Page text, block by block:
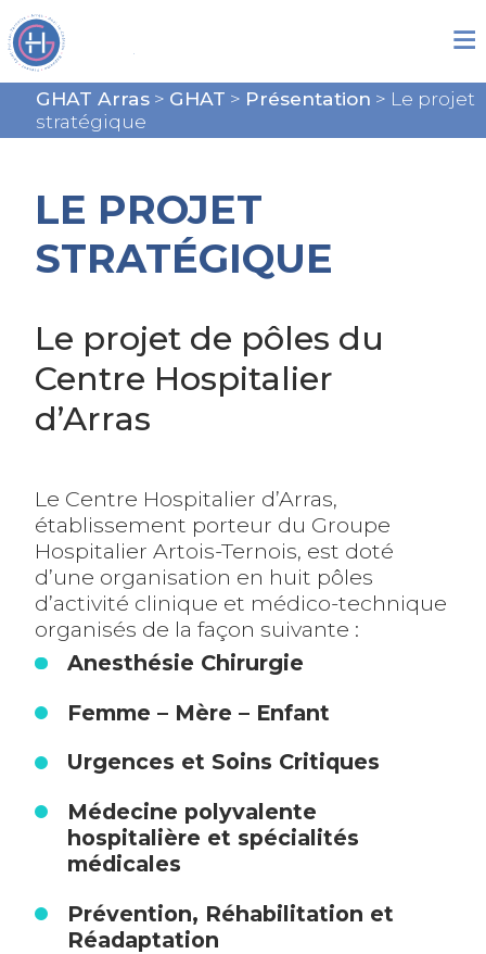
GHAT Arras> GHAT > Présentation > Le projet
stratégique
LE PROJET
STRATÉGIQUE
Le projet de pôles du
Centre Hospitalier
d’Arras
Le Centre Hospitalier d’Arras,
établissement porteur du Groupe
Hospitalier Artois-Ternois, est doté
d’une organisation en huit pôles
d’activité clinique et médico-technique
organisés de la façon suivante :
Anesthésie Chirurgie
Femme – Mère – Enfant
Urgences et Soins Critiques
Médecine polyvalente
hospitalière et spécialités
médicales
Prévention, Réhabilitation et
Réadaptation